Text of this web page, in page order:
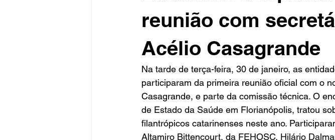
reunião com
Acélio Casagrande
Na tarde de terça-feira, 30 de janeiro, as
participaram da primeira reunião oficial com o
Casagrande, e parte da comissão técnica. O
de Estado da Saúde em Florianópolis, tratou
filantrópicos catarinenses neste ano.
Altamiro Bittencourt, da FEHOSC, Hilário